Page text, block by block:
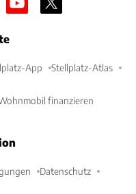
App Stellplatz-Atlas
finanzieren
Datenschutz